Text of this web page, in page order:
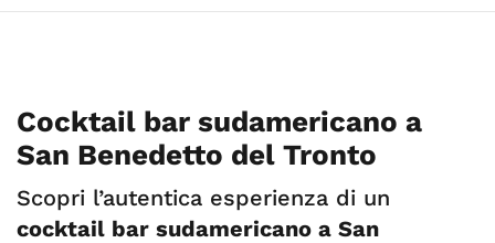
Cocktail bar sudamericano a
San Benedetto del Tronto
Scopri l’autentica esperienza di un
cocktail bar sudamericano a San